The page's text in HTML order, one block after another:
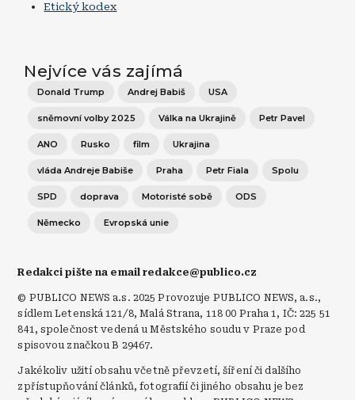
Etický kodex
Nejvíce vás zajímá
Donald Trump Andrej Babiš USA
sněmovní volby 2025 Válka na Ukrajině Petr Pavel
ANO Rusko film Ukrajina
vláda Andreje Babiše Praha Petr Fiala Spolu
SPD doprava Motoristé sobě ODS
Německo Evropská unie
Redakci pište na email redakce@publico.cz
© PUBLICO NEWS a.s. 2025 Provozuje PUBLICO NEWS, a.s.,
sídlem Letenská 121/8, Malá Strana, 118 00 Praha 1, IČ: 225 51
841, společnost vedená u Městského soudu v Praze pod
spisovou značkou B 29467.
Jakékoliv užití obsahu včetně převzetí, šíření či dalšího
zpřístupňování článků, fotografií či jiného obsahu je bez